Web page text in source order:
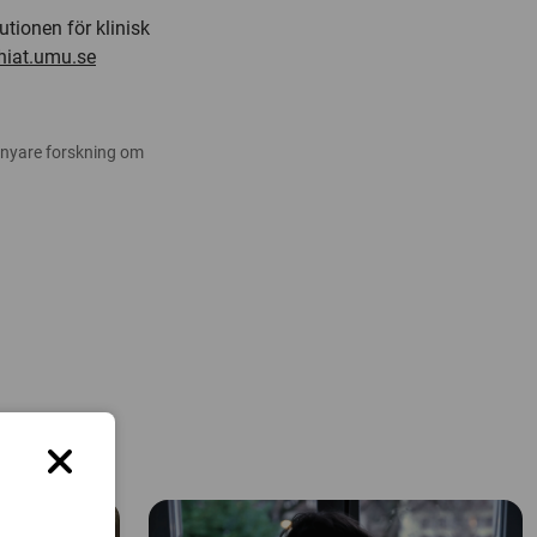
för klinisk
forskning om